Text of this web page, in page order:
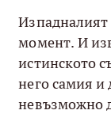
Изпадналият
момент. И
истинското
него самия и
невъзможно